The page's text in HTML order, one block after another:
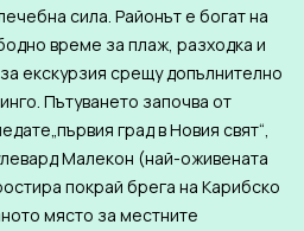
сила. Районът е богат на
време за плаж, разходка и
екскурзия срещу допълнително
Пътуването започва от
град в Новия свят“,
Малекон (най-оживената
покрай брега на Карибско
място за местните